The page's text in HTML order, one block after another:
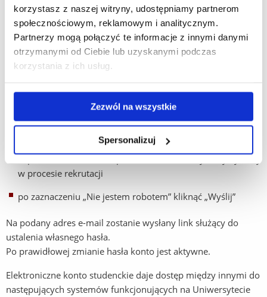
korzystasz z naszej witryny, udostępniamy partnerom
społecznościowym, reklamowym i analitycznym.
Partnerzy mogą połączyć te informacje z innymi danymi
otrzymanymi od Ciebie lub uzyskanymi podczas
korzystania z ich usług.
Zezwól na wszystkie
Spersonalizuj
w polu „Login” wprowadzić swój login wraz z domeną
„@stud.ur.edu.pl”
Login tworzony jest według wzoru (bez polskich znaków):
[pierwsza_litera_imienia]+[pierwsza_litera_nazwiska]+
[nr_albumu]
sześciocyfrowym odczytanym z elektronicznej legitymacji
Przykład:Jan Kowalski o numerze albumu 012345 wpisze
jk012345@stud.ur.edu.pl
w procesie rekrutacji
po zaznaczeniu „Nie jestem robotem” kliknąć „Wyślij”
Na podany adres e-mail zostanie wysłany link służący do
ustalenia własnego hasła.
Po prawidłowej zmianie hasła konto jest aktywne.
Elektroniczne konto studenckie daje dostęp między innymi do
następujących systemów funkcjonujących na Uniwersytecie